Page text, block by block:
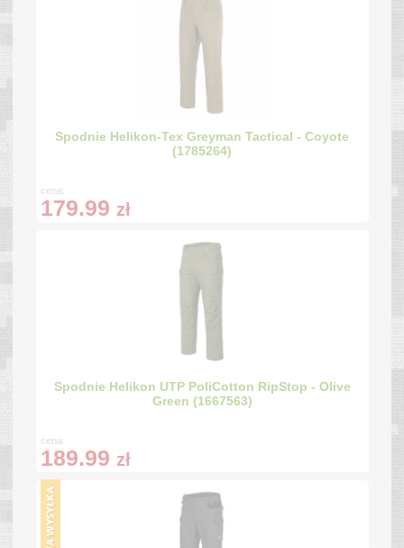
Spodnie Helikon-Tex Greyman Tactical - Coyote
(1785264)
cena:
179.99 zł
Spodnie Helikon UTP PoliCotton RipStop - Olive
Green (1667563)
cena:
189.99 zł